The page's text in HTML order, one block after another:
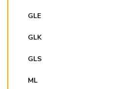
GLE
GLK
GLS
ML